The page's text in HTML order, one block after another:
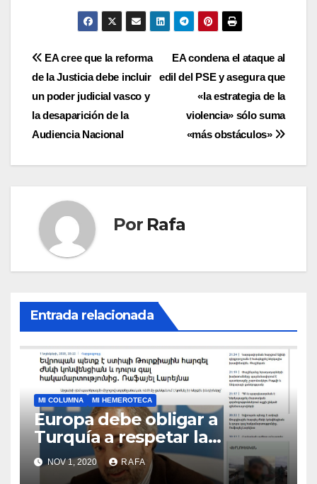
Navegación
de
entradas
EA condena el ataque al
edil del PSE y asegura que
«la estrategia de la
violencia» sólo suma
«más obstáculos»
EA cree que la reforma
de la Justicia debe incluir
un poder judicial vasco y
la desaparición de la
Audiencia Nacional
Por Rafa
Entrada relacionada
MI COLUMNA MI HEMEROTECA
Europa debe obligar a
Turquí­a a respetar la
Convención de la ONU y
retirarse del conflicto.
NOV 1, 2020 RAFA